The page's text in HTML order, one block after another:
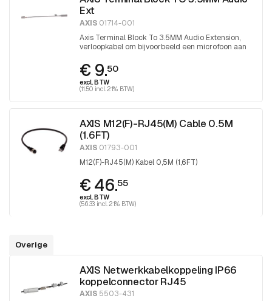
Ext
AXIS 01714-001
Axis Terminal Block To 3.5MM Audio Extension,
verloopkabel om bijvoorbeeld een microfoon aan
€ 9.50
excl. BTW
(11.50 incl. 21% BTW)
AXIS M12(F)-RJ45(M) Cable 0.5M
(1.6FT)
AXIS 01793-001
M12(F)-RJ45(M) Kabel 0,5M (1,6FT)
€ 46.55
excl. BTW
(56.33 incl. 21% BTW)
Overige
AXIS Netwerkkabelkoppeling IP66
koppelconnector RJ45
AXIS 5503-431